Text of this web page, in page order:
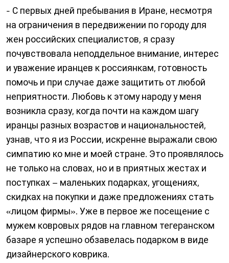
- С первых дней пребывания в Иране, несмотря
на ограничения в передвижении по городу для
жен российских специалистов, я сразу
почувствовала неподдельное внимание, интерес
и уважение иранцев к россиянкам, готовность
помочь и при случае даже защитить от любой
неприятности. Любовь к этому народу у меня
возникла сразу, когда почти на каждом шагу
иранцы разных возрастов и национальностей,
узнав, что я из России, искренне выражали свою
симпатию ко мне и моей стране. Это проявлялось
не только на словах, но и в приятных жестах и
поступках – маленьких подарках, угощениях,
скидках на покупки и даже предложениях стать
«лицом фирмы». Уже в первое же посещение с
мужем ковровых рядов на главном тегеранском
базаре я успешно обзавелась подарком в виде
дизайнерского коврика.